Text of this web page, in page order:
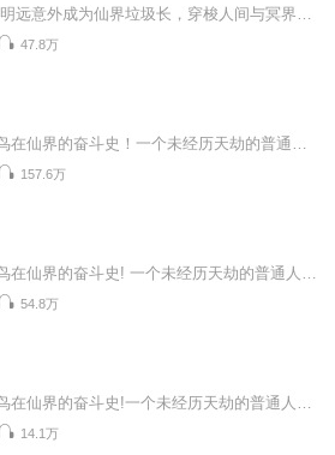
47.8万
157.6万
54.8万
14.1万